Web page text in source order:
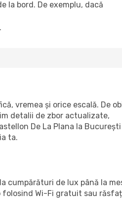
la bord. De exemplu, dacă
vremea și orice escală. De
detalii de zbor actualizate,
De La Plana la București
ta.
cumpărături de lux până la
folosind Wi-Fi gratuit sau